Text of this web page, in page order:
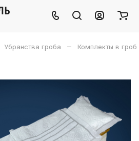
Убранства гроба – Комплекты в гроб